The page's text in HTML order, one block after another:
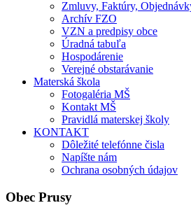
Zmluvy, Faktúry,
Archív FZO
VZN a predpisy obce
Úradná tabuľa
Hospodárenie
Verejné obstarávanie
Materská škola
Fotogaléria MŠ
Kontakt MŠ
Pravidlá materskej školy
KONTAKT
Dôležité telefónne čisla
Napíšte nám
Ochrana osobných údajov
Obec Prusy